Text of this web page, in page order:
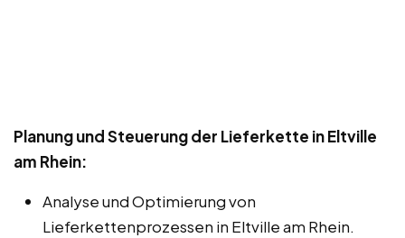
Planung und Steuerung der Lieferkette in Eltville
am Rhein:
Analyse und Optimierung von
Lieferkettenprozessen in Eltville am Rhein.